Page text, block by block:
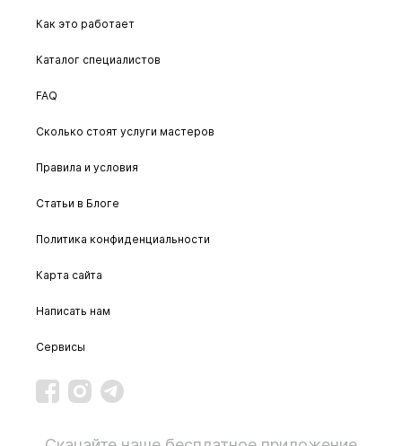
Как это работает
Каталог специалистов
FAQ
Сколько стоят услуги мастеров
Правила и условия
Статьи в Блоге
Политика конфиденциальности
Карта сайта
Написать нам
Сервисы